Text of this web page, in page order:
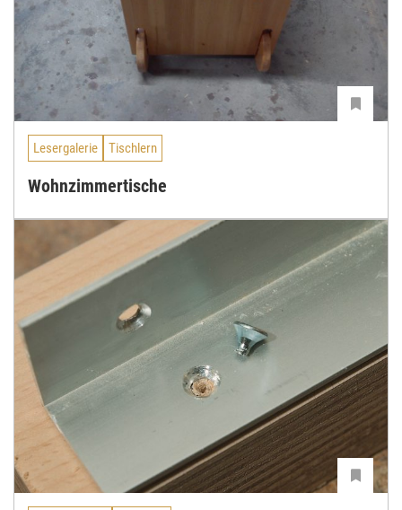
Lesergalerie Tischlern
Wohnzimmertische